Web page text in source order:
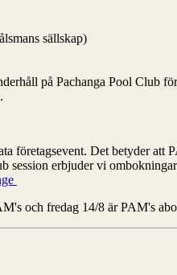
sällskap)
på Pachanga Pool Club
företagsevent. Det betyder
session erbjuder vi
och fredag 14/8 är PAM's